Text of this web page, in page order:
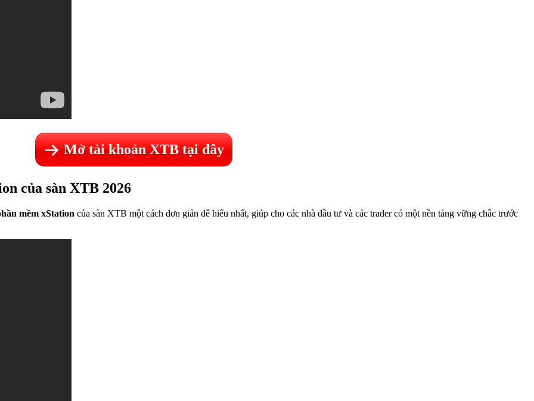
Mở tài khoản XTB tại đây
của sàn XTB 2026
mềm xStation của sàn XTB một cách đơn giản dễ hiểu nhất, giúp cho các nhà đầu tư và các trader có một nền tảng vững chắc trước